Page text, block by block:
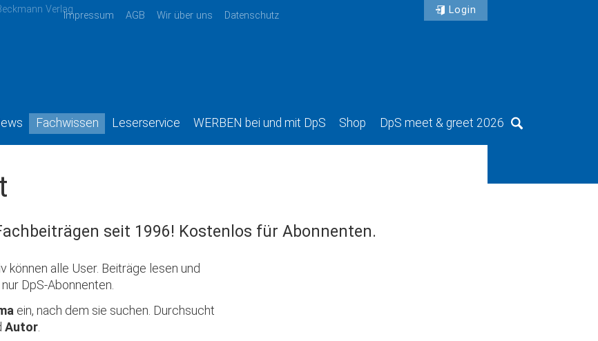
Impressum AGB Wir über uns Datenschutz Login
Fachwissen Leserservice WERBEN bei und mit DpS Shop DpS meet & greet 2026 Suche
seit 1996! Kostenlos für Abonnenten.
können alle User. Beiträge lesen und
DpS-Abonnenten.
ein, nach dem sie suchen. Durchsucht
Autor